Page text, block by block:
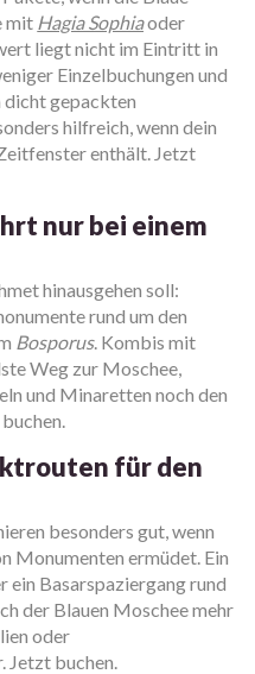
mit Hagia Sophiaoder
liegt nicht im Eintritt in
Einzelbuchungen und
dicht gepackten
hilfreich, wenn dein
enthält. Jetzt
nur bei einem
hinausgehen soll:
rund um den
Bosporus. Kombis mit
Weg zur Moschee,
und Minaretten noch den
für den
besonders gut, wenn
Monumenten ermüdet. Ein
ein Basarspaziergang rund
der Blauen Moschee mehr
oder
Jetzt buchen.